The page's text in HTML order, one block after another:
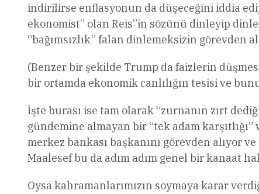
indirilirse enflasyonun da düşeceğini iddia
ekonomist” olan Reis”in sözünü dinleyip
“bağımsızlık” falan dinlemeksizin görevden
(Benzer bir şekilde Trump da faizlerin
bir ortamda ekonomik canlılığın tesisi ve
İşte burası ise tam olarak “zurnanın zırt
gündemine almayan bir “tek adam
merkez bankası başkanını görevden alıyor
Maalesef bu da adım adım genel bir kanaat
Oysa kahramanlarımızın soymaya karar